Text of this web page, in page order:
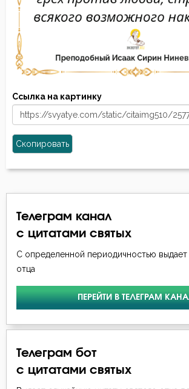
Ссылка на картинку
Скопировать
Телеграм канал
с цитатами святых
С определенной периодичностью выдает
отца
ПЕРЕЙТИ В ТЕЛЕГРАМ
Телеграм бот
с цитатами святых